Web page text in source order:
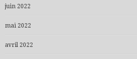
juin 2022
mai 2022
avril 2022